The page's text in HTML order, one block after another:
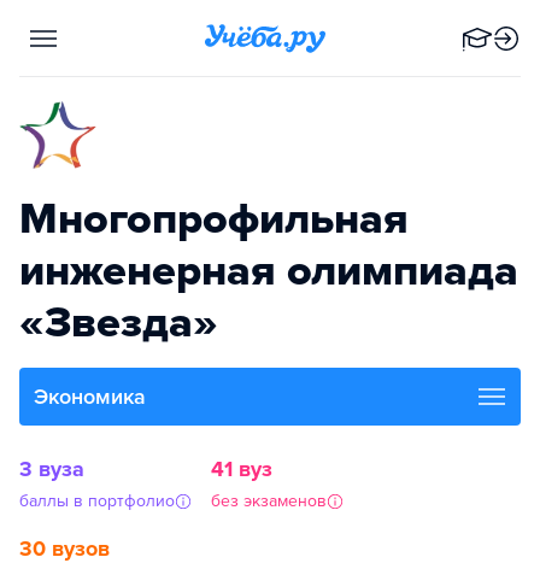
Многопрофильная
инженерная олимпиада
«Звезда»
Экономика
3 вуза
баллы в портфолио
41 вуз
без экзаменов
30 вузов